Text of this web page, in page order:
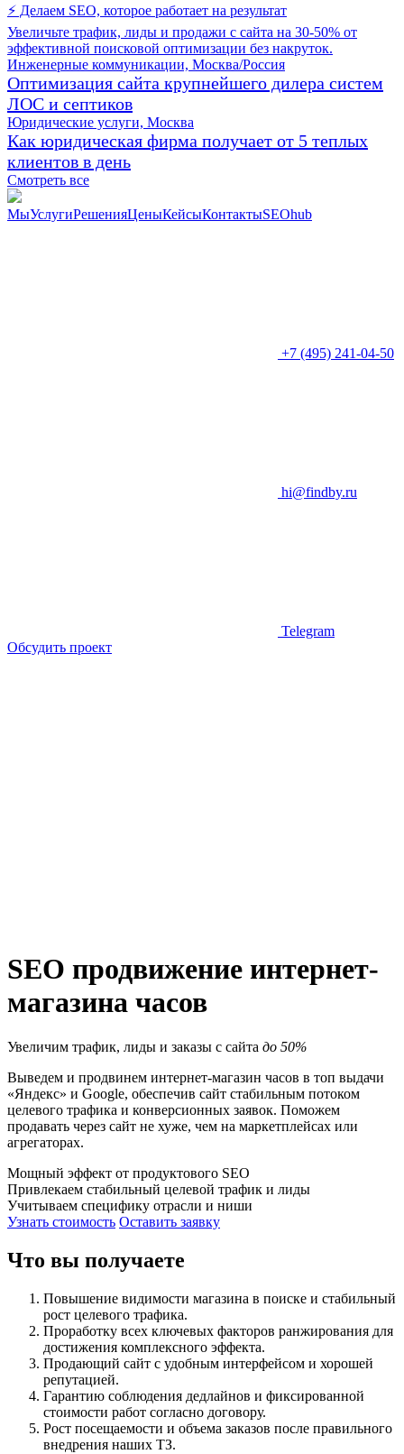
⚡ Делаем SEO, которое работает на результат
Увеличьте трафик, лиды и продажи с сайта на 30-50% от
эффективной поисковой оптимизации без накруток.
Инженерные коммуникации, Москва/Россия
Оптимизация сайта крупнейшего дилера систем
ЛОС и септиков
Юридические услуги, Москва
Как юридическая фирма получает от 5 теплых
клиентов в день
Смотреть все
МыУслугиРешенияЦеныКейсыКонтактыSEOhub
+7 (495) 241-04-50
hi@findby.ru
Telegram
Обсудить проект
SEO продвижение интернет-
магазина часов
Увеличим трафик, лиды и заказы с сайта до 50%
Выведем и продвинем интернет-магазин часов в топ выдачи
«Яндекс» и Google, обеспечив сайт стабильным потоком
целевого трафика и конверсионных заявок. Поможем
продавать через сайт не хуже, чем на маркетплейсах или
агрегаторах.
Мощный эффект от продуктового SEO
Привлекаем стабильный целевой трафик и лиды
Учитываем специфику отрасли и ниши
Узнать стоимость Оставить заявку
Что вы получаете
Повышение видимости магазина в поиске и стабильный
рост целевого трафика.
Проработку всех ключевых факторов ранжирования для
достижения комплексного эффекта.
Продающий сайт с удобным интерфейсом и хорошей
репутацией.
Гарантию соблюдения дедлайнов и фиксированной
стоимости работ согласно договору.
Рост посещаемости и объема заказов после правильного
внедрения наших ТЗ.